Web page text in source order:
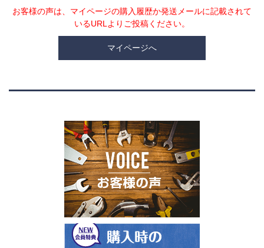
お客様の声は、マイページの購入履歴か発送メールに記載されて
いるURLよりご投稿ください。
マイページへ